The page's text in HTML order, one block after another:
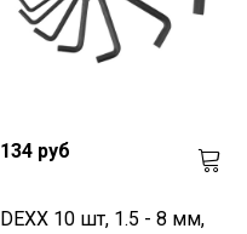
134 руб
DEXX 10 шт, 1.5 - 8 мм,